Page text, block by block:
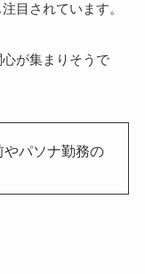
目されています。
が集まりそうで
パソナ勤務の